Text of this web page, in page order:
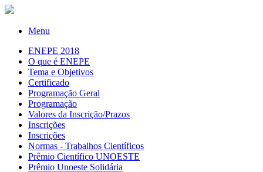
Menu
ENEPE 2018
O que é ENEPE
Tema e Objetivos
Certificado
Programação Geral
Programação
Valores da Inscrição/Prazos
Inscrições
Inscrições
Normas - Trabalhos Científicos
Prêmio Científico UNOESTE
Prêmio Unoeste Solidária